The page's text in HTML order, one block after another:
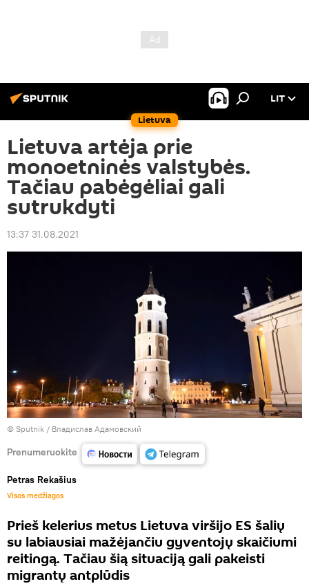
Lietuva
LIT
Lietuva artėja prie
monoetninės valstybės.
Tačiau pabėgėliai gali
sutrukdyti
13:37 31.08.2021
© Sputnik / Владислав Адамовский
Prenumeruokite
Petras Rekašius
Visos medžiagos
Prieš kelerius metus Lietuva viršijo ES šalių
su labiausiai mažėjančiu gyventojų skaičiumi
reitingą. Tačiau šią situaciją gali pakeisti
migrantų antplūdis